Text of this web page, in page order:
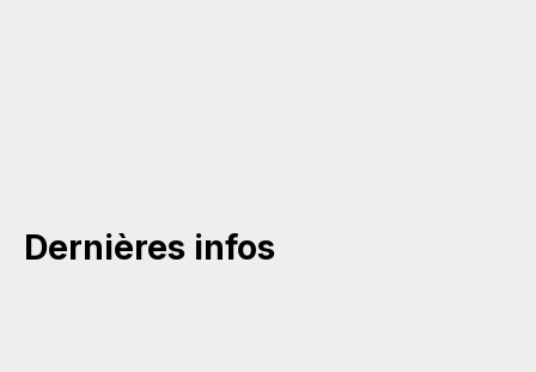
Dernières infos